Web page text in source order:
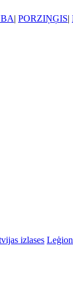
| PORZIŅĢIS|
izlases